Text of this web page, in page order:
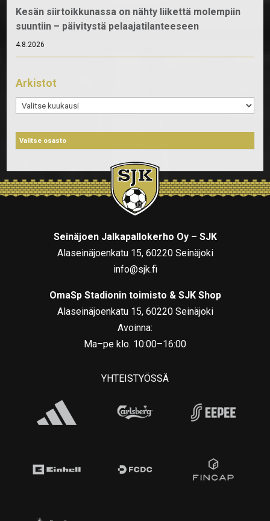
Kesän siirtoikkunassa on nähty liikettä molempiin
suuntiin – päivitystä pelaajatilanteeseen
4.8.2026
Arkistot
Arkistot
Seinäjoen Jalkapallokerho Oy – SJK
Alaseinäjoenkatu 15, 60220 Seinäjoki
info@sjk.fi
OmaSp Stadionin toimisto & SJK Shop
Alaseinäjoenkatu 15, 60220 Seinäjoki
Avoinna:
Ma–pe klo. 10:00–16:00
YHTEISTYÖSSÄ